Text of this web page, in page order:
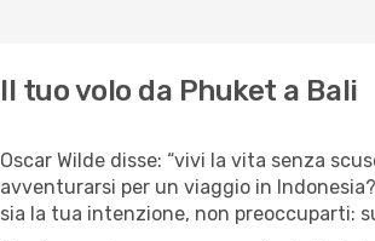
Il tuo volo da Phuket a Bali
Oscar Wilde disse: “vivi la vita senza
avventurarsi per un viaggio in
sia la tua intenzione, non preoccuparti: